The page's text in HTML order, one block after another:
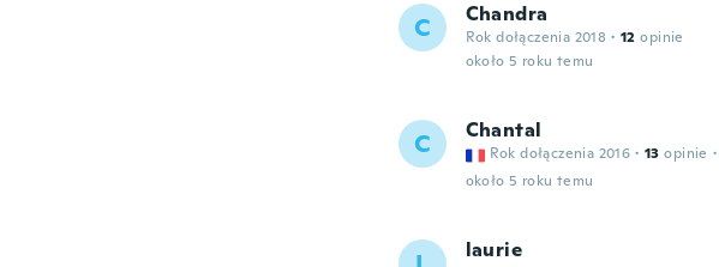
C Chandra
Rok dołączenia 2018 · 12 opinie
około 5 roku temu
C Chantal
Rok dołączenia 2016 · 13 opinie ·
około 5 roku temu
laurie